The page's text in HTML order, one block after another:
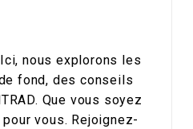
nous explorons les
fond, des conseils
Que vous soyez
vous. Rejoignez-